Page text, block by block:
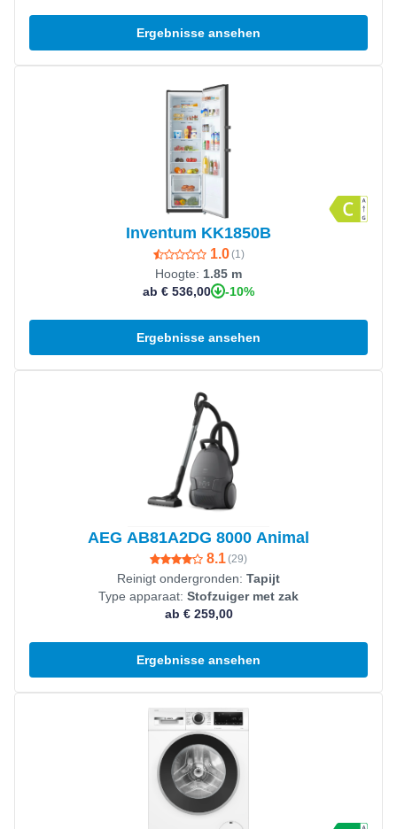
Ergebnisse ansehen
Inventum KK1850B
1.0(1 )
Hoogte: 1.85 m
ab € 536,00
-10%
Ergebnisse ansehen
AEG AB81A2DG 8000 Animal
8.1(29)
Reinigt ondergronden: Tapijt
Type apparaat: Stofzuiger met zak
ab € 259,00
Ergebnisse ansehen